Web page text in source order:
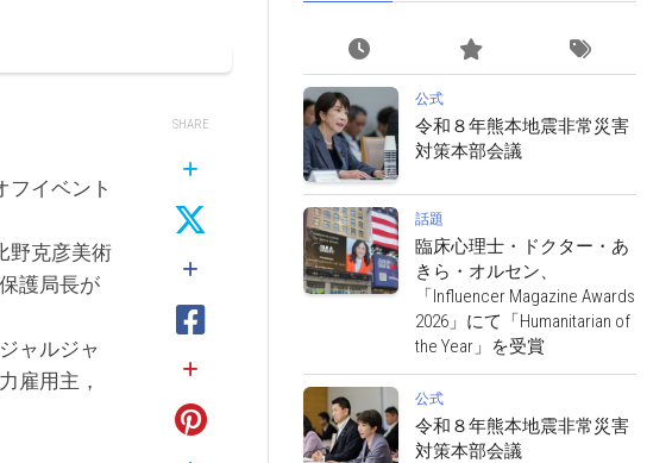
フイベント
野克彦美術
護局長が
ャルジャ
雇用主，
SHARE
公式
令和８年熊本地震非常災害
対策本部会議
話題
臨床心理士・ドクター・あ
きら・オルセン、
「Influencer Magazine Awards
2026」にて「Humanitarian of
the Year」を受賞
公式
令和８年熊本地震非常災害
対策本部会議